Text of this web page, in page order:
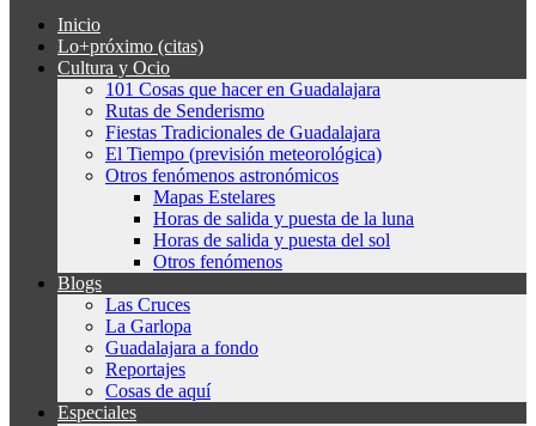
Inicio
Lo+próximo (citas)
Cultura y Ocio
101 Cosas que hacer en Guadalajara
Rutas de Senderismo
Fiestas Tradicionales de Guadalajara
El Tiempo (previsión meteorológica)
Otros fenómenos astronómicos
Mapas Estelares
Horas de salida y puesta de la luna
Horas de salida y puesta del sol
Otros fenómenos
Blogs
Las Cruces
La Garlopa
Guadalajara a fondo
Reportajes
Cosas de aquí
Especiales